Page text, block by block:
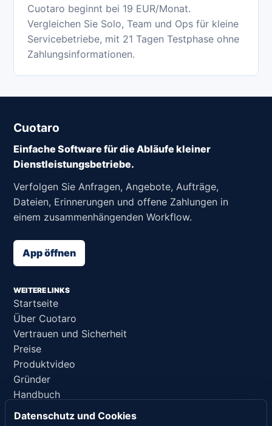
Cuotaro beginnt bei 19 EUR/Monat.
Vergleichen Sie Solo, Team und Ops für kleine
Servicebetriebe, mit 21 Tagen Testphase ohne
Zahlungsinformationen.
Cuotaro
Einfache Software für die Abläufe kleiner
Dienstleistungsbetriebe.
Verfolgen Sie Anfragen, Angebote, Aufträge,
Dateien, Erinnerungen und offene Zahlungen in
einem zusammenhängenden Workflow.
App öffnen
WEITERE LINKS
Startseite
Über Cuotaro
Vertrauen und Sicherheit
Preise
Produktvideo
Gründer
Handbuch
Support
Datenschutz und Cookies